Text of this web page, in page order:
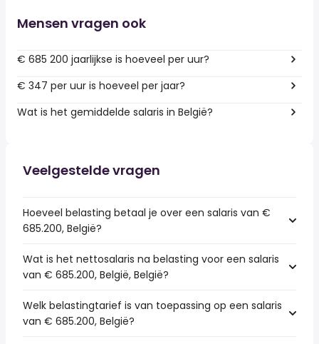
Mensen vragen ook
€ 685 200 jaarlijkse is hoeveel per uur?
€ 347 per uur is hoeveel per jaar?
Wat is het gemiddelde salaris in België?
Veelgestelde vragen
Hoeveel belasting betaal je over een salaris van €
685.200, België?
Wat is het nettosalaris na belasting voor een salaris
van € 685.200, België, België?
Welk belastingtarief is van toepassing op een salaris
van € 685.200, België?